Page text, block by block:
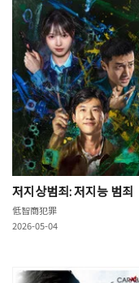
저지상범죄: 저지능 범죄
低智商犯罪
2026-05-04